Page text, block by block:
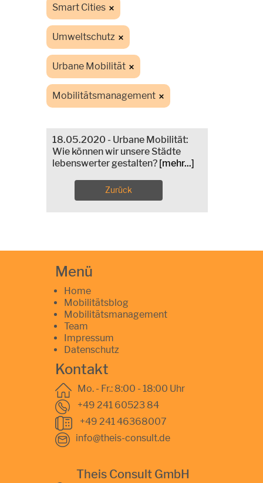
Smart Cities
Umweltschutz
Urbane Mobilität
Mobilitätsmanagement
18.05.2020 - Urbane Mobilität:
Wie können wir unsere Städte
lebenswerter gestalten? [mehr...]
Zurück
Menü
Home
Mobilitätsblog
Mobilitätsmanagement
Team
Impressum
Datenschutz
Kontakt
Mo. - Fr.: 8:00 - 18:00 Uhr
+49 241 60523 84
+49 241 46368007
info@theis-consult.de
Theis Consult GmbH